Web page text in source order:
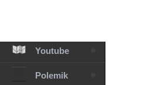
Youtube
Polemik